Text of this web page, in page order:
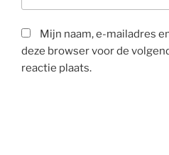
Mijn naam, e-mailadres
deze browser voor de
reactie plaats.